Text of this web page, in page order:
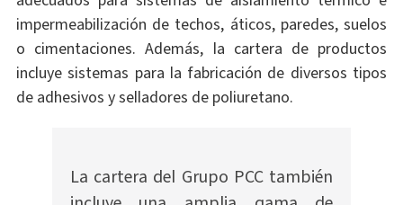
impermeabilización de techos, áticos, paredes, suelos
o cimentaciones. Además, la cartera de productos
incluye sistemas para la fabricación de diversos tipos
de adhesivos y selladores de poliuretano.
La cartera del Grupo PCC también